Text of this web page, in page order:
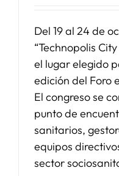
Del 19 al 24 de
“Technopolis
el lugar elegido
edición del Foro
El congreso se
punto de
sanitarios,
equipos
sector